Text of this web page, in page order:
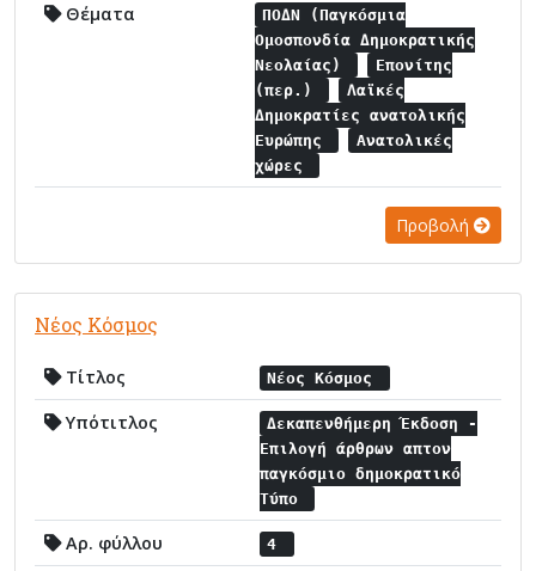
Θέματα
ΠΟΔΝ (Παγκόσμια
Ομοσπονδία Δημοκρατικής
Νεολαίας)
Επονίτης
(περ.)
Λαϊκές
Δημοκρατίες ανατολικής
Ευρώπης
Ανατολικές
χώρες
Προβολή
Νέος Κόσμος
Τίτλος Νέος Κόσμος
Υπότιτλος
Δεκαπενθήμερη Έκδοση -
Επιλογή άρθρων απτον
παγκόσμιο δημοκρατικό
Τύπο
Αρ. φύλλου 4